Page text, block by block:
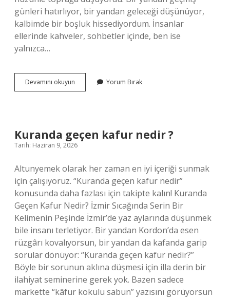
günleri hatırlıyor, bir yandan geleceği düşünüyor,
kalbimde bir boşluk hissediyordum. İnsanlar
ellerinde kahveler, sohbetler içinde, ben ise
yalnızca…
Devamını okuyun
Kerim’de
?
Yorum Bırak
Kuranda geçen kafur nedir ?
Tarih: Haziran 9, 2026
Altunyemek olarak her zaman en iyi içeriği sunmak
için çalışıyoruz. “Kuranda geçen kafur nedir”
konusunda daha fazlası için takipte kalın! Kuranda
Geçen Kafur Nedir? İzmir Sıcağında Serin Bir
Kelimenin Peşinde İzmir’de yaz aylarında düşünmek
bile insanı terletiyor. Bir yandan Kordon’da esen
rüzgârı kovalıyorsun, bir yandan da kafanda garip
sorular dönüyor: “Kuranda geçen kafur nedir?”
Böyle bir sorunun aklına düşmesi için illa derin bir
ilahiyat seminerine gerek yok. Bazen sadece
markette “kâfur kokulu sabun” yazısını görüyorsun